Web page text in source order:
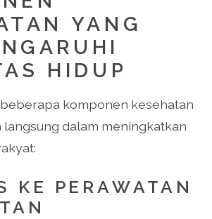
YANG
HIDUP
komponen kesehatan
dalam meningkatkan
KE PERAWATAN